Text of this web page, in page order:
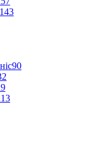
143
90
9
13